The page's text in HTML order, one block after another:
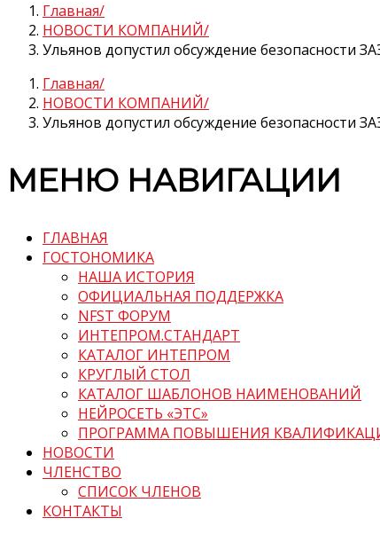
Главная
НОВОСТИ КОМПАНИЙ
Ульянов допустил обсуждение безопасности
Главная
НОВОСТИ КОМПАНИЙ
Ульянов допустил обсуждение безопасности
МЕНЮ НАВИГАЦИИ
ГЛАВНАЯ
ГОСТОНОМИКА
НАША ИСТОРИЯ
ОФИЦИАЛЬНАЯ ПОДДЕРЖКА
NFST ФОРУМ
ИНТЕПРОМ.СТАНДАРТ
КАТАЛОГ ИНТЕПРОМ
КРУГЛЫЙ СТОЛ
КАТАЛОГ ШАБЛОНОВ НАИМЕНОВАНИЙ
НЕЙРОСЕТЬ «ЭТС»
ПРОГРАММА ПОВЫШЕНИЯ
НОВОСТИ
ЧЛЕНСТВО
СПИСОК ЧЛЕНОВ
КОНТАКТЫ